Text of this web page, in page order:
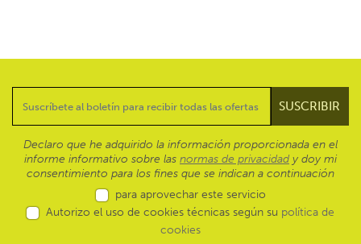
Declaro que he adquirido la información proporcionada en el
informe informativo sobre las normas de privacidad y doy mi
consentimiento para los fines que se indican a continuación
para aprovechar este servicio
Autorizo el uso de cookies técnicas según su política de
cookies